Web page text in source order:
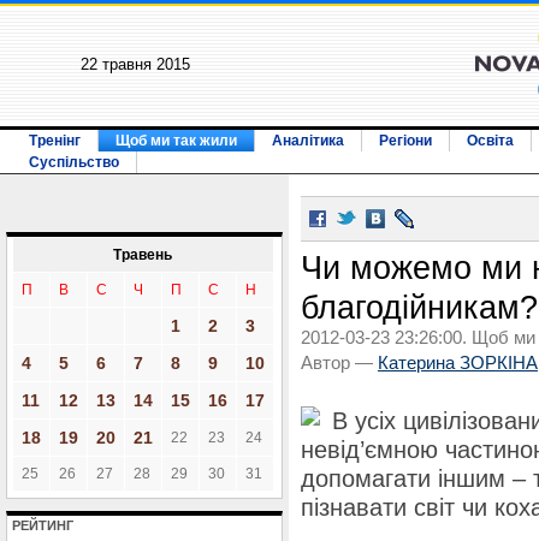
22 травня 2015
Тренінг Щоб ми так жили Аналітика Регіони
Освіта
Суспільство
Травень
П В С Ч П С Н
1 2
3
4
5 6 7 8 9
10
11
12 13 14 15 16
17
18
19 20 21 22 23 24
25 26 27 28 29 30 31
РЕЙТИНГ
Чи можемо ми
благодійникам?
2012-03-23 23:26:00. Щоб ми
Автор — Катерина ЗОРКІНА
В усіх
невід’ємною
допомагати іншим –
пізнавати світ чи